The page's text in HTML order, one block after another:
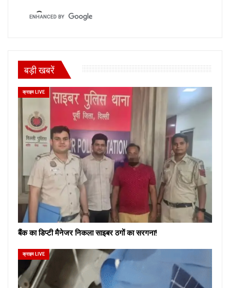
बड़ी खबरें
क्राइम LIVE
बैंक का डिप्टी मैनेजर निकला साइबर ठगों का सरगना!
क्राइम LIVE